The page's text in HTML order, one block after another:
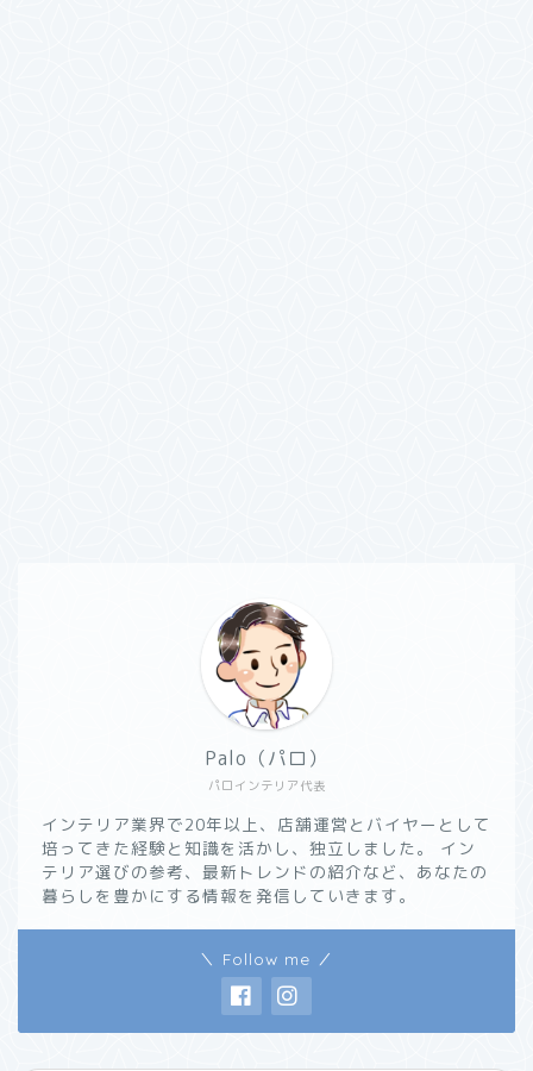
パロインテリア代表
Palo（パロ）
インテリア業界で20年以上、店舗運営とバイヤーとして
培ってきた経験と知識を活かし、独立しました。 イン
テリア選びの参考、最新トレンドの紹介など、あなたの
暮らしを豊かにする情報を発信していきます。
＼ Follow me ／